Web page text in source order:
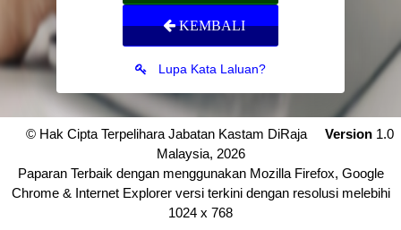
KEMBALI
Lupa Kata Laluan?
Version 1.0
© Hak Cipta Terpelihara Jabatan Kastam DiRaja
Malaysia, 2026
Paparan Terbaik dengan menggunakan Mozilla Firefox, Google
Chrome & Internet Explorer versi terkini dengan resolusi melebihi
1024 x 768